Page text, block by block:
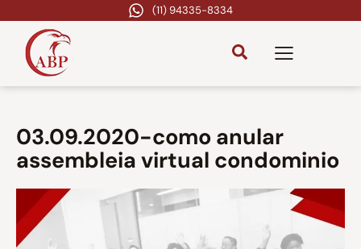
(11) 94335-8334
03.09.2020-como anular
assembleia virtual condominio